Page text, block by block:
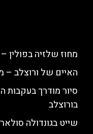
מחוז שלזיה
האיים של ורוצלב
סיור מודרך בעקבות
בורוצלב
שייט בגונדולה